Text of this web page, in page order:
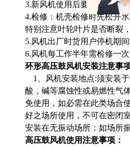
3.新风机使用后要更换轴承油
4.检修：机壳检修时先松开
特别注意叶轮叶片是否断裂
5.风机出厂时货用户停机期
6.风机每工作半年需检修一
环形高压鼓风机安装注意事
1、风机安装地点:须安装于
酸，碱等腐蚀性或易燃性气
免使用，如必需在此类场合
好之场所使用，不可在密闭
安装在无振动场所；如场所
高压鼓风机使用注意事项：